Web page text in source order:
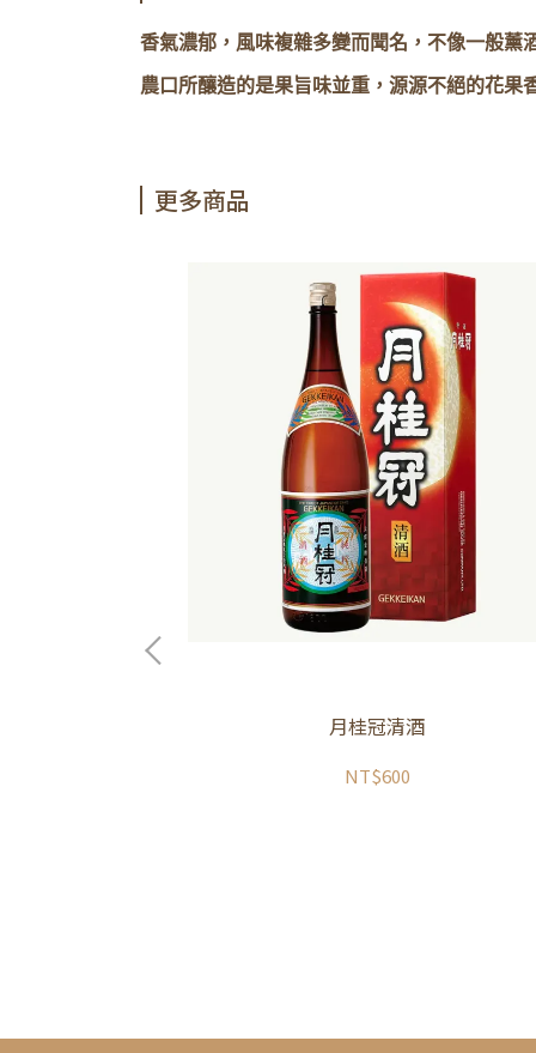
香氣濃郁，風味複雜多變而聞名，不像一般薰
農口所釀造的是果旨味並重，源源不絕的花果
更多商品
月桂冠清酒
NT$600